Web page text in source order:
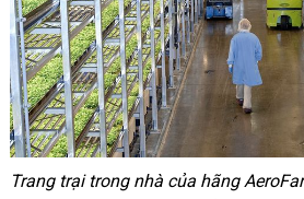
Trang trại trong nhà của hãng